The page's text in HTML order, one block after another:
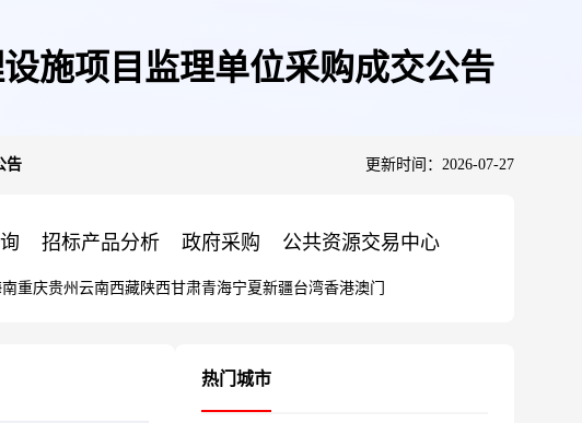
施项目监理单位采购成交公告
告 更新时间：2026-07-27
招标产品分析 政府采购 公共资源交易中心
重庆贵州 云南西藏陕西甘肃青海宁夏新疆台湾香港澳门
热门城市